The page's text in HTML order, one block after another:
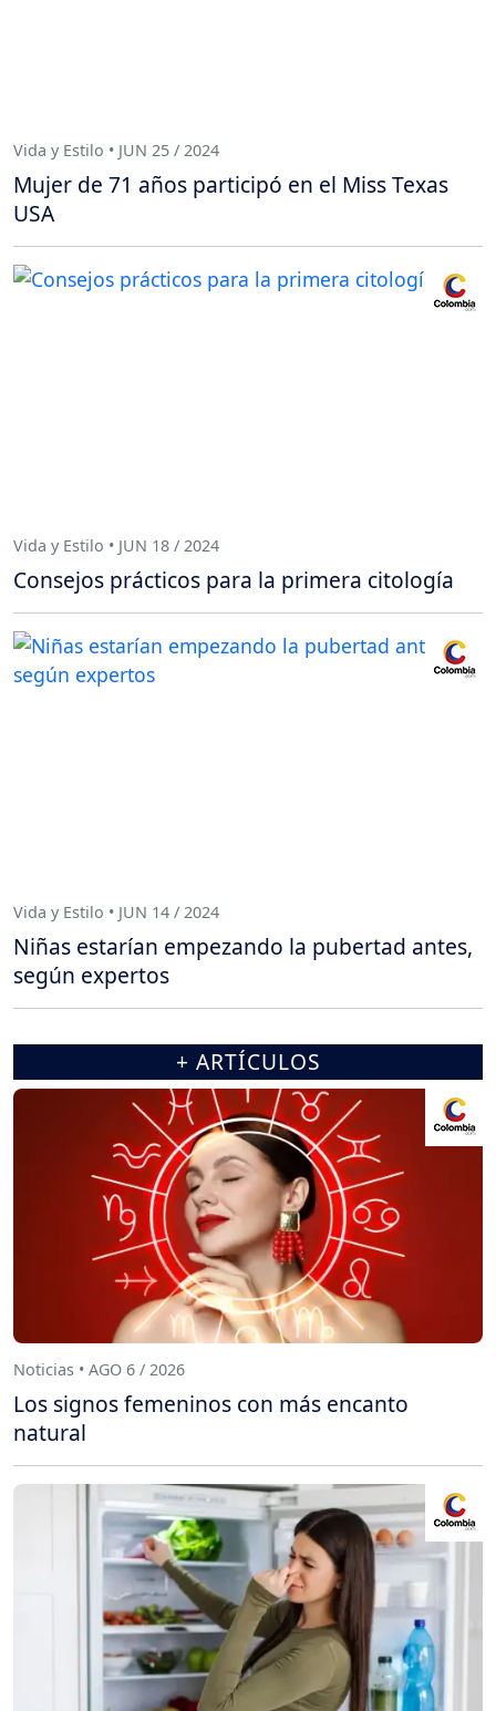
Vida y Estilo • JUN 25 / 2024
Mujer de 71 años participó en el Miss Texas
USA
Vida y Estilo • JUN 18 / 2024
Consejos prácticos para la primera citología
Vida y Estilo • JUN 14 / 2024
Niñas estarían empezando la pubertad antes,
según expertos
+ ARTÍCULOS
Noticias • AGO 6 / 2026
Los signos femeninos con más encanto
natural